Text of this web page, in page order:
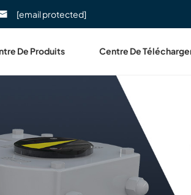
[email protected]
De Produits Centre De